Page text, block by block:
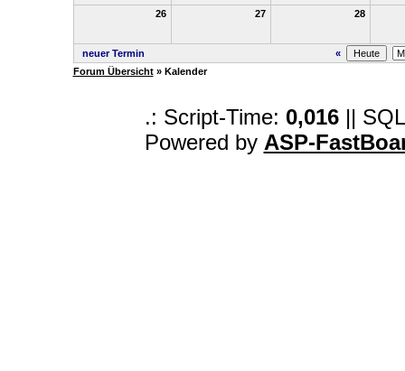
26 27 28
neuer Termin
«
Forum Übersicht» Kalender
.: Script-Time: 0,016||
Powered by ASP-